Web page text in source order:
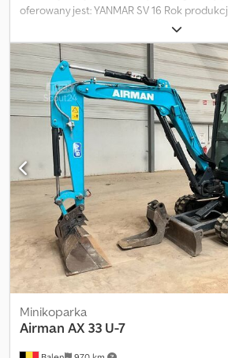
oferowany jest: YANMAR SV 16 Rok
motogodzin Minikoparka o masie 1,6 tony.
łyżka 50 cm + łyżka 25 cm. Lemiesz,
Jakob Pfeifer Verwertungen sprzedaje
zlecenie firm, banków, sektora publicznego
upadłościowej. Zapraszamy do kontaktu,
maszyny lub wyposażenie, których
chcieliby się Państwo nie zajmować
Abgea Posiadamy wieloletnie
międzynarodową sieć klientów. Nasi
już martwić o sprzedaż swoich maszyn i
Minikoparka
Airman AX 33 U-7